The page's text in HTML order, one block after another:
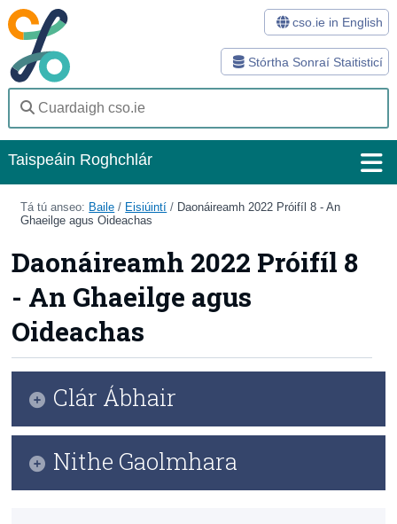
Stórtha Sonraí Staitisticí
cso.ie in English
Taispeáin Roghchlár
Baile
Stórtha Sonraí
Eolas Fúinn
Daonáireamh
Iontaoibh & Trédhearcacht
Tá tú anseo: Baile / Eisiúintí / Daonáireamh 2022 Próifíl 8 - An
Ghaeilge agus Oideachas
Daonáireamh 2022 Próifíl 8
- An Ghaeilge agus
Oideachas
Clár Ábhair
Nithe Gaolmhara